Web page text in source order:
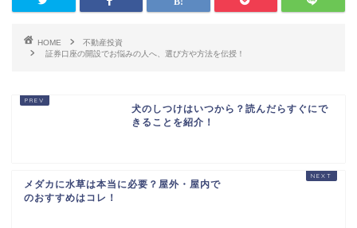
HOME
不動産投資
証券口座の開設でお悩みの人へ、選び方や方法を伝授！
犬のしつけはいつから？読んだらすぐにで
きることを紹介！
メダカに水草は本当に必要？屋外・屋内で
のおすすめはコレ！